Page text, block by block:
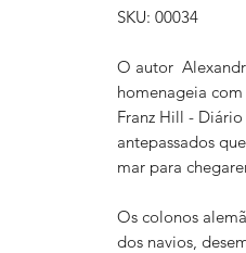
SKU: 00034
O autor
homenageia
Franz Hill -
antepassados
mar para
Os colonos
dos navios,